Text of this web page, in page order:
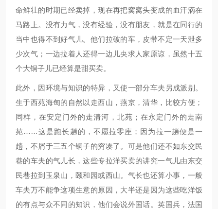
命鲜壮的时期已经卖掉，现在再把窝窝头变成的血汗滴在
马路上。没有力气，没有经验，没有朋友，就是在同行的
当中也得不到好气儿。他们拉破的车，皮带不定一天泄多
少次气；一边拉着人还得一边儿央求人家原谅，虽然十五
个大铜子儿已经算是甜买卖。
此外，因环境与知识的特异，又使一部分车夫另成派别。
生于西苑海甸的自然以走西山，燕京，清华，比较方便；
同样，在安定门外的走清河，北苑；在永定门外的走南
苑……这是跑长趟的，不愿拉零座；因为拉一趟便是一
趟，不屑于三五个铜子的穷凑了。可是他们还不如东交民
巷的车夫的气儿长，这些专拉洋买卖的讲究一气儿由东交
民巷拉到玉泉山，颐和园或西山。气长也还算小事，一般
车夫万不能争这项生意的原因，大半还是因为这些吃洋饭
的有点与众不同的知识，他们会说外国话。英国兵，法国